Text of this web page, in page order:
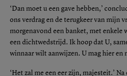
‘Dan moet u een gave hebben,’
ons verdrag en de terugkeer van mijn
morgenavond een banket, met enkele
een dichtwedstrijd. Ik hoop dat U,
winnaar wilt aanwijzen. U mag hier en
‘Het zal me een eer zijn, majesteit.’